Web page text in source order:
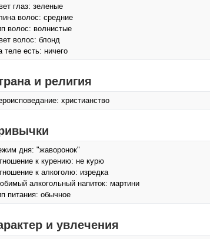
глаз: зеленые
волос: средние
волос: волнистые
волос: блонд
теле есть: ничего
и религия
христианство
дня: "жаворонок"
к курению: не курю
к алкоголю: изредка
алкогольный напиток: мартини
питания: обычное
и увлечения